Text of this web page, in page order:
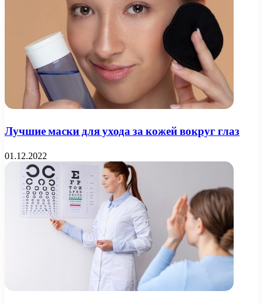
Лучшие маски для ухода за кожей вокруг глаз
01.12.2022